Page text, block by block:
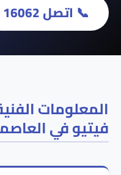
📞 اتصل 16062
المعلومات
فيتيو في